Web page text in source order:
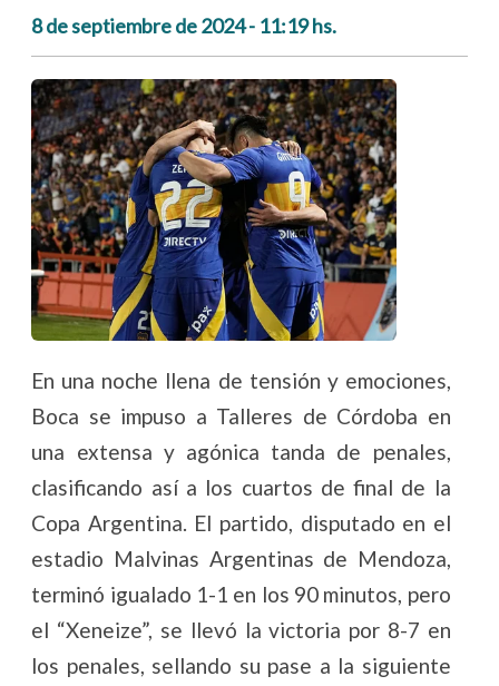
8 de septiembre de 2024 - 11:19 hs.
En una noche llena de tensión y emociones,
Boca se impuso a Talleres de Córdoba en
una extensa y agónica tanda de penales,
clasificando así a los cuartos de final de la
Copa Argentina. El partido, disputado en el
estadio Malvinas Argentinas de Mendoza,
terminó igualado 1-1 en los 90 minutos, pero
el “Xeneize”, se llevó la victoria por 8-7 en
los penales, sellando su pase a la siguiente